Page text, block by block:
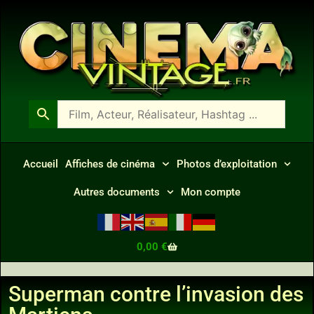
Accueil Affiches de cinéma Photos d’exploitation
Autres documents Mon compte
0,00 €
Superman contre l’invasion des